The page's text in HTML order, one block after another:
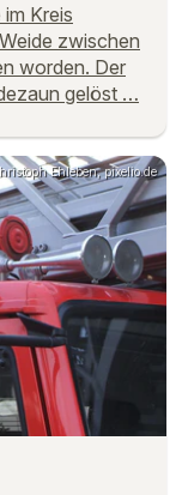
Kreis
zwischen
worden. Der
gelöst …
Ehleben, pixelio.de